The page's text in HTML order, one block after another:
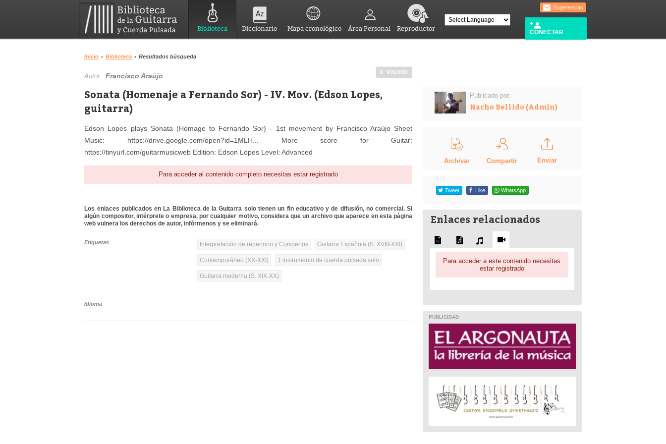
Biblioteca Diccionario Mapa cronológico Área Personal Reproductor
Sugerencias
CONECTAR
Inicio › Biblioteca › Resultados búsqueda
VOLVER
Autor:Francisco Araújo
Sonata (Homenaje a Fernando Sor) - IV. Mov. (Edson Lopes,
guitarra)
Edson Lopes plays Sonata (Homage to Fernando Sor) - 1st movement by Francisco Araújo Sheet
Music: https://drive.google.com/open?id=1MLH... More score for Guitar:
https://tinyurl.com/guitarmusicweb Edition: Edson Lopes Level: Advanced
Para acceder al contenido completo necesitas estar registrado
Los enlaces publicados en La Biblioteca de la Guitarra solo tienen un fin educativo y de difusión, no comercial. Si
algún compositor, intérprete o empresa, por cualquier motivo, considera que un archivo que aparece en esta página
web vulnera los derechos de autor, infórmenos y se eliminará.
Etiquetas Interpretación de repertorio y Conciertos Guitarra Española (S. XVIII-XXI)
Contemporáneo (XX-XXI) 1 instrumento de cuerda pulsada solo
Guitarra moderna (S. XIX-XX)
Idioma
Publicado por:
Nacho Bellido (Admin)
Archivar Compartir Enviar
Tweet Like WhatsApp
Enlaces relacionados
Para acceder a este contenido necesitas
estar registrado
PUBLICIDAD